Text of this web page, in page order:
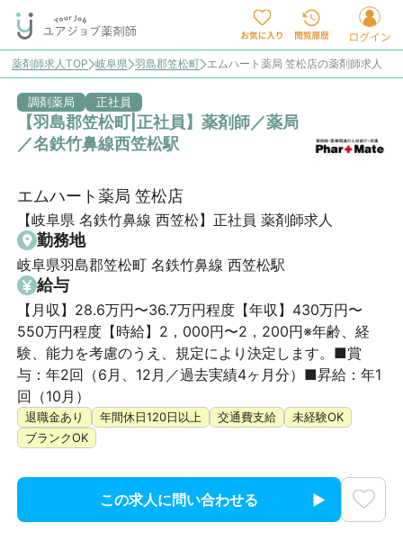
薬剤師求人TOP 岐阜県 羽島郡笠松町 エムハート薬局 笠松店の薬剤師求人
調剤薬局 正社員
【羽島郡笠松町|正社員】薬剤師／薬局
／名鉄竹鼻線西笠松駅
エムハート薬局 笠松店
【岐阜県 名鉄竹鼻線 西笠松】正社員 薬剤師求人
勤務地
岐阜県羽島郡笠松町 名鉄竹鼻線 西笠松駅
給与
【月収】28.6万円〜36.7万円程度【年収】430万円〜
550万円程度【時給】2，000円〜2，200円※年齢、経
験、能力を考慮のうえ、規定により決定します。■賞
与：年2回（6月、12月／過去実績4ヶ月分）■昇給：年1
回（10月）
退職金あり 年間休日120日以上 交通費支給
未経験OK
ブランクOK
この求人に問い合わせる